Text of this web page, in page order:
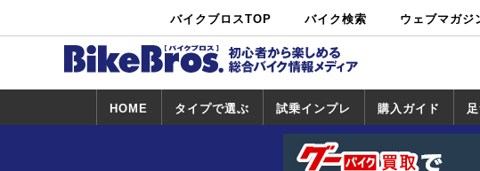
バイクブロスTOP バイク検索
中古バイ
ク・新車検
カタログ検
索
ショップ検
索
ウェブマガジ
HOME タイプで選ぶ 試乗インプレ
試乗インプレ
一覧
ホンダ
ヤマハ
スズキ
カワサキ
ハーレー
BMW
トライアンフ
ドゥカティ
購入ガイド
一覧